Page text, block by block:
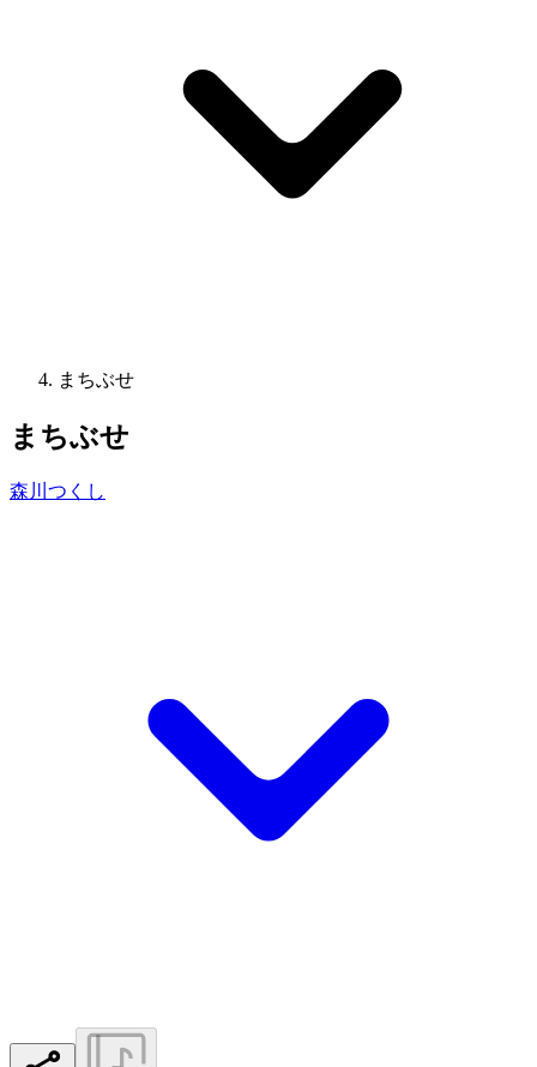
まちぶせ
まちぶせ
森川つくし